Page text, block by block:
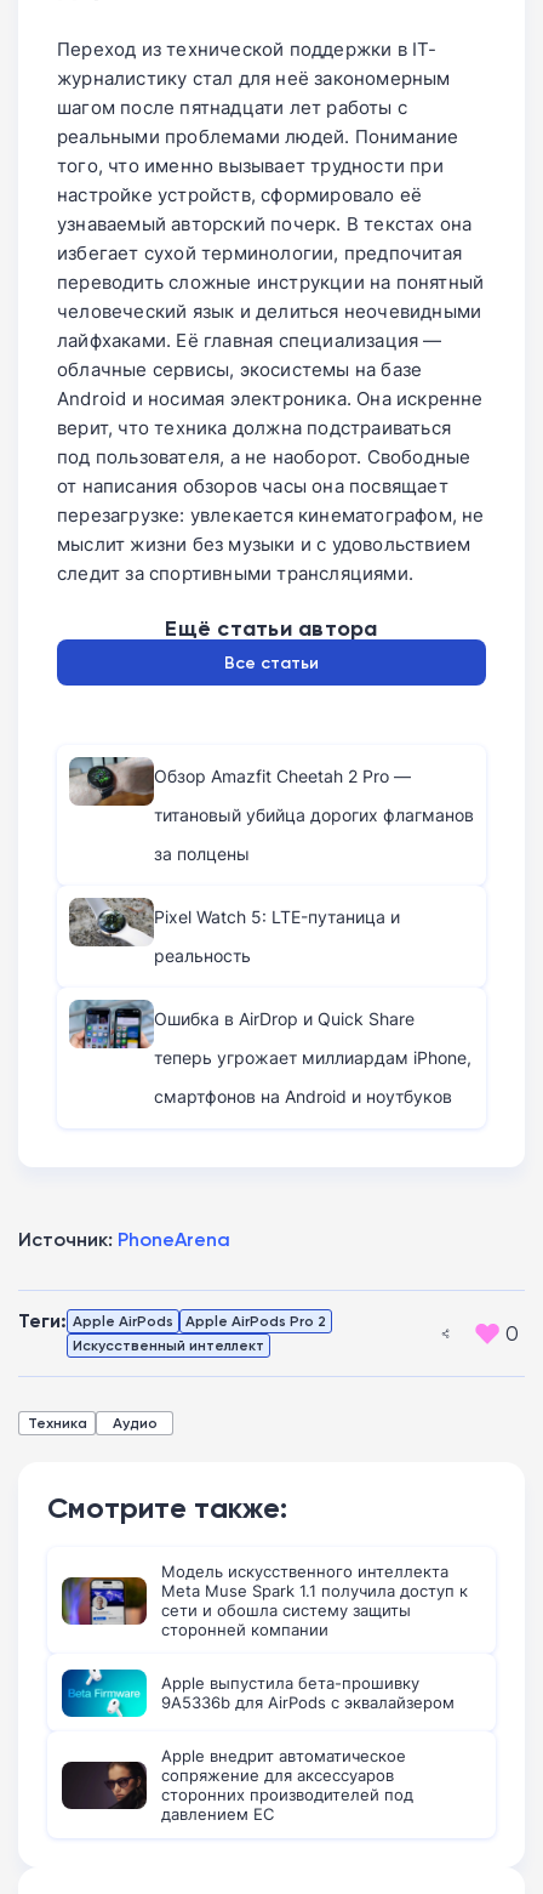
приватностью, поэтому разумнее
дождаться отзывов и понять, насколько
это удобно лично вам.
Переход из технической поддержки в IT-
журналистику стал для неё закономерным
шагом после пятнадцати лет работы с
реальными проблемами людей. Понимание
того, что именно вызывает трудности при
настройке устройств, сформировало её
узнаваемый авторский почерк. В текстах она
избегает сухой терминологии, предпочитая
переводить сложные инструкции на понятный
человеческий язык и делиться неочевидными
лайфхаками. Её главная специализация —
облачные сервисы, экосистемы на базе
Android и носимая электроника. Она искренне
верит, что техника должна подстраиваться
под пользователя, а не наоборот. Свободные
от написания обзоров часы она посвящает
перезагрузке: увлекается кинематографом, не
мыслит жизни без музыки и с удовольствием
следит за спортивными трансляциями.
Ещё статьи автора
Все статьи
Обзор Amazfit Cheetah 2 Pro —
титановый убийца дорогих флагманов
за полцены
Pixel Watch 5: LTE-путаница и
реальность
Ошибка в AirDrop и Quick Share
теперь угрожает миллиардам iPhone,
смартфонов на Android и ноутбуков
Источник: PhoneArena
Теги: Apple AirPods
Apple AirPods Pro 2
Искусственный интеллект
0
Техника Аудио
Смотрите также:
Модель искусственного интеллекта
Meta Muse Spark 1.1 получила доступ к
сети и обошла систему защиты
сторонней компании
Apple выпустила бета-прошивку
9A5336b для AirPods с эквалайзером
Apple внедрит автоматическое
сопряжение для аксессуаров
сторонних производителей под
давлением ЕС